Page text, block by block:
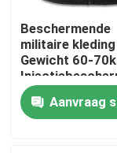
Thuis
Producten
Beschermende
militaire kleding
Gewicht 60-
voor
Maat/Lengte/
Aanvraag